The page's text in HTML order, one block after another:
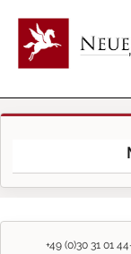
+49 (0)30 31 01